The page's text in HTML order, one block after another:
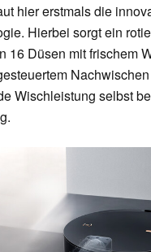
hier erstmals die
Hierbei sorgt ein
16 Düsen mit frischem
Wischleistung selbst